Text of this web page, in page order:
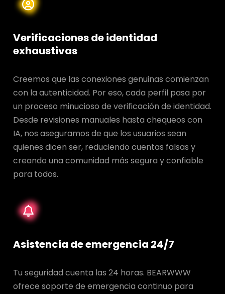
Verificaciones de identidad
exhaustivas
Creemos que las conexiones genuinas comienzan
con la autenticidad. Por eso, cada perfil pasa por
un proceso minucioso de verificación de identidad.
Desde revisiones manuales hasta chequeos con
IA, nos aseguramos de que los usuarios sean
quienes dicen ser, reduciendo cuentas falsas y
creando una comunidad más segura y confiable
para todos.
Asistencia de emergencia 24/7
Tu seguridad cuenta las 24 horas. BEARWWW
ofrece soporte de emergencia continuo para